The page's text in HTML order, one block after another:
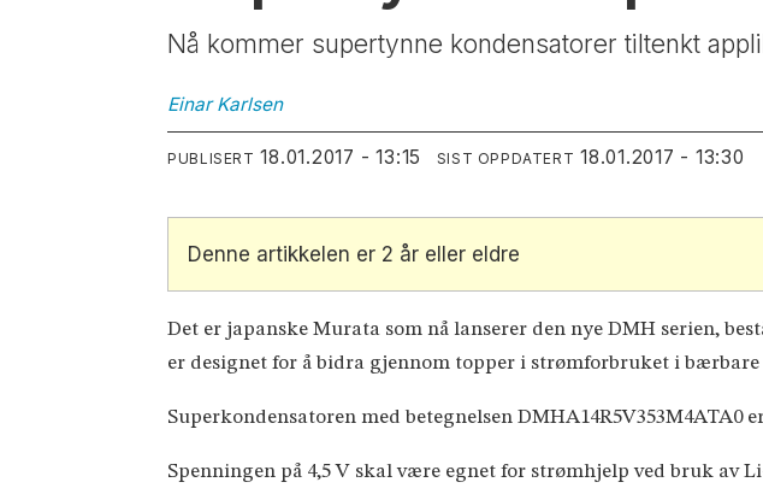
Nå kommer supertynne kondensatorer tiltenkt
Einar Karlsen
PUBLISERT 18.01.2017 - 13:15 SIST OPPDATERT 18.01.2017 - 13:30
Denne artikkelen er 2 år eller eldre
Det er japanske Murata som nå lanserer den nye DMH serien,
er designet for å bidra gjennom topper i strømforbruket i
Superkondensatoren med betegnelsen
Spenningen på 4,5 V skal være egnet for strømhjelp ved bruk av